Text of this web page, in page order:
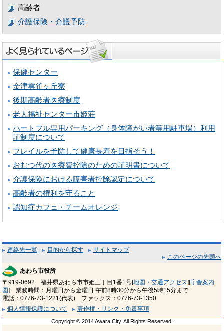
高齢者
介護保険・介護予防
保健センター
金津雲雀ヶ丘寮
後期高齢者医療制度
老人福祉センター市姫荘
ハートフル専用パーキング（身体障がい者等用駐車場）利用
証制度について
フレイルを予防して健康長寿を目指そう！
おむつ代の医療費控除のための証明書について
介護保険における障害者控除認定について
高齢者の権利を守ること
認知症カフェ・チームオレンジ
連絡先一覧 目的から探す
サイトマップ
このページの先頭へ
あわら市役所
〒919-0692 福井県あわら市市姫三丁目1番1号[地図・交通アクセス][庁舎案内
図] 業務時間：月曜日から金曜日 午前8時30分から午後5時15分まで
電話：0776-73-1221(代表) ファックス：0776-73-1350
個人情報保護について
著作権・リンク・免責事項
Copyright © 2014 Awara City. All Rights Reserved.